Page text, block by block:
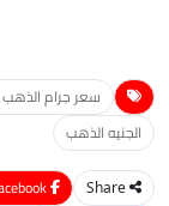
سعر جرام الذهب
الجنيه الذهب
Share